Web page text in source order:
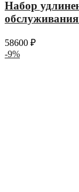
Набор
58600 ₽
-9%